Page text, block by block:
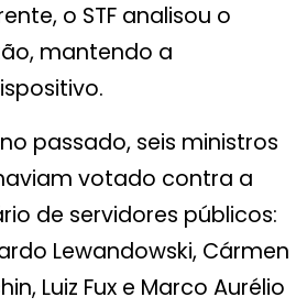
o STF analisou o
mantendo a
passado, seis ministros
votado contra a
de servidores públicos:
Lewandowski, Cármen
Luiz Fux e Marco Aurélio